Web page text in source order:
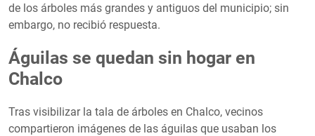
de los árboles más grandes y antiguos del municipio; sin
embargo, no recibió respuesta.
Águilas se quedan sin hogar en
Chalco
Tras visibilizar la tala de árboles en Chalco, vecinos
compartieron imágenes de las águilas que usaban los